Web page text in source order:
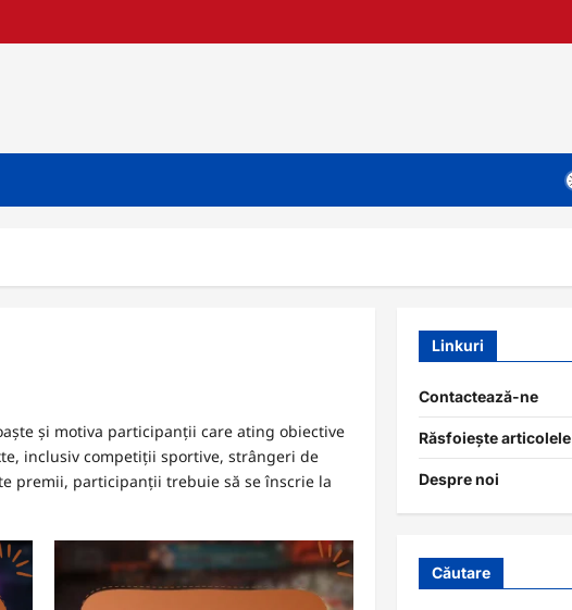
și motiva participanții care ating obiective
inclusiv competiții sportive, strângeri de
premii, participanții trebuie să se înscrie la
Linkuri
Contactează-ne
Răsfoiește articolele
Despre noi
Căutare